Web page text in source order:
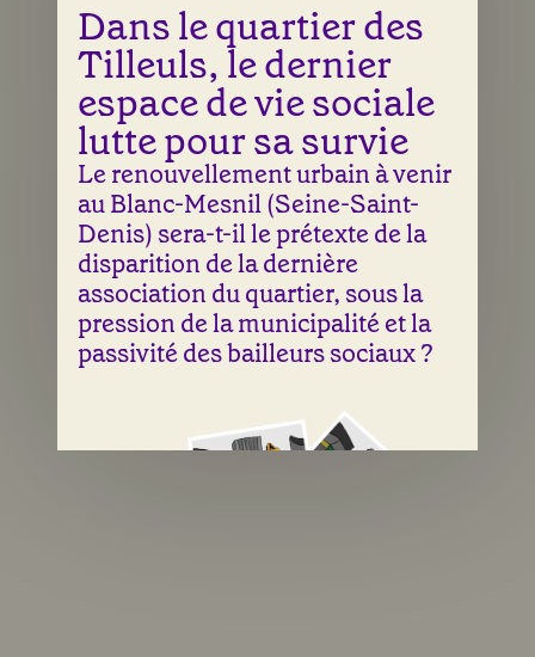
Tous droits réservés
Dans le quartier des
Tilleuls, le dernier
espace de vie sociale
lutte pour sa survie
Le renouvellement urbain à venir
au Blanc-Mesnil (Seine-Saint-
Denis) sera-t-il le prétexte de la
disparition de la dernière
association du quartier, sous la
pression de la municipalité et la
passivité des bailleurs sociaux ?